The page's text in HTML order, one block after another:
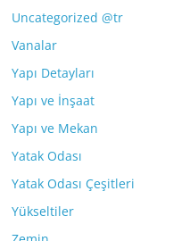
Uncategorized @tr
Vanalar
Yapı Detayları
Yapı ve İnşaat
Yapı ve Mekan
Yatak Odası
Yatak Odası Çeşitleri
Yükseltiler